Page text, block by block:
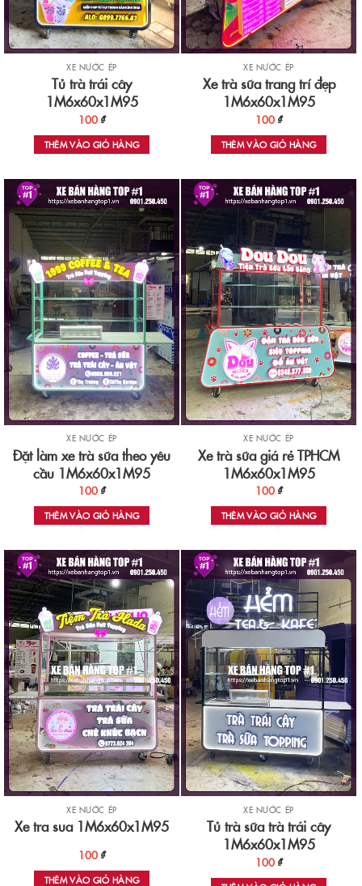
XE NƯỚC ÉP
Tủ trà trái cây
1M6x60x1M95
100 ₫
THÊM VÀO GIỎ HÀNG
XE NƯỚC ÉP
Xe trà sữa trang trí đẹp
1M6x60x1M95
100 ₫
THÊM VÀO GIỎ HÀNG
XE NƯỚC ÉP
Đặt làm xe trà sữa theo yêu
cầu 1M6x60x1M95
100 ₫
THÊM VÀO GIỎ HÀNG
XE NƯỚC ÉP
Xe trà sữa giá rẻ TPHCM
1M6x60x1M95
100 ₫
THÊM VÀO GIỎ HÀNG
XE NƯỚC ÉP
Xe tra sua 1M6x60x1M95
100 ₫
THÊM VÀO GIỎ HÀNG
XE NƯỚC ÉP
Tủ trà sữa trà trái cây
1M6x60x1M95
100 ₫